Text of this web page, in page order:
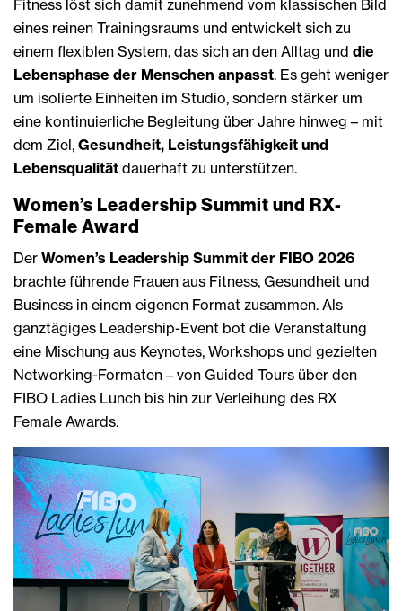
Fitness löst sich damit zunehmend vom klassischen Bild
eines reinen Trainingsraums und entwickelt sich zu
einem flexiblen System, das sich an den Alltag und die
Lebensphase der Menschen anpasst. Es geht weniger
um isolierte Einheiten im Studio, sondern stärker um
eine kontinuierliche Begleitung über Jahre hinweg – mit
dem Ziel, Gesundheit, Leistungsfähigkeit und
Lebensqualität dauerhaft zu unterstützen.
Women’s Leadership Summit und RX-
Female Award
Der Women’s Leadership Summit der FIBO 2026
brachte führende Frauen aus Fitness, Gesundheit und
Business in einem eigenen Format zusammen. Als
ganztägiges Leadership-Event bot die Veranstaltung
eine Mischung aus Keynotes, Workshops und gezielten
Networking-Formaten – von Guided Tours über den
FIBO Ladies Lunch bis hin zur Verleihung des RX
Female Awards.